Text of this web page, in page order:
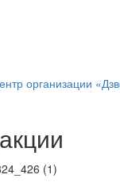
организации